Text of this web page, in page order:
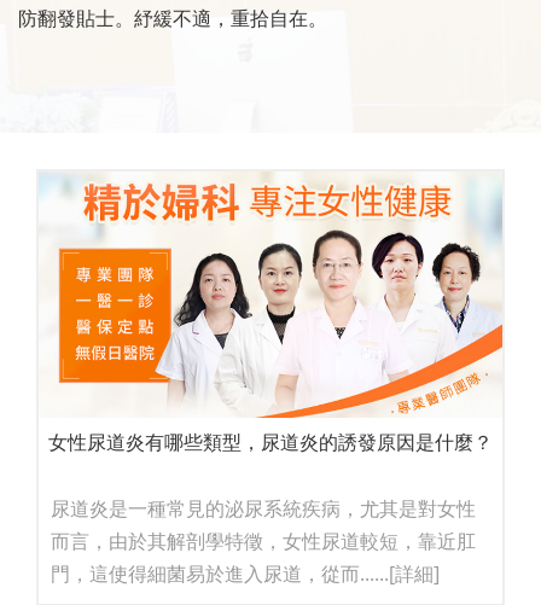
防翻發貼士。紓緩不適，重拾自在。
女性尿道炎有哪些類型，尿道炎的誘發原因是什麼？
尿道炎是一種常見的泌尿系統疾病，尤其是對女性
而言，由於其解剖學特徵，女性尿道較短，靠近肛
門，這使得細菌易於進入尿道，從而......[詳細]